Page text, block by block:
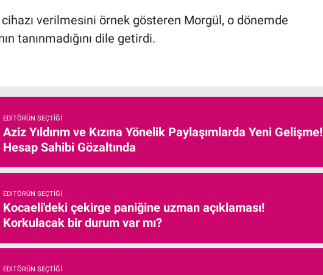
cihazı verilmesini örnek gösteren Morgül, o dönemde
tanınmadığını dile getirdi.
EDITÖRÜN SEÇTIĞI
Aziz Yıldırım ve Kızına Yönelik Paylaşımlarda Yeni Gelişme!
Hesap Sahibi Gözaltında
EDITÖRÜN SEÇTIĞI
Kocaeli'deki çekirge paniğine uzman açıklaması!
Korkulacak bir durum var mı?
EDITÖRÜN SEÇTIĞI